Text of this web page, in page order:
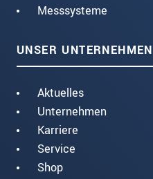
Messsysteme
UNSER UNTERNEHMEN
Aktuelles
Unternehmen
Karriere
Service
Shop